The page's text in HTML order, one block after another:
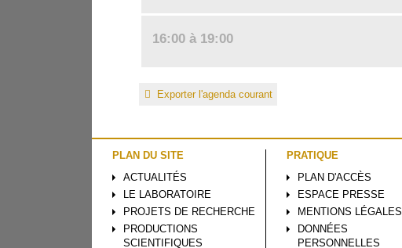
16:00 à 19:00
Exporter l'agenda courant
PLAN DU SITE
ACTUALITÉS
LE LABORATOIRE
PROJETS DE RECHERCHE
PRODUCTIONS
SCIENTIFIQUES
PRATIQUE
PLAN D'ACCÈS
ESPACE PRESSE
MENTIONS LÉGALES
DONNÉES
PERSONNELLES